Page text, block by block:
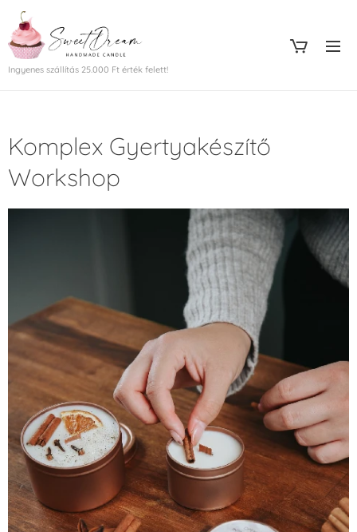
Ingyenes szállítás 25.000 Ft érték felett!
Komplex Gyertyakészítő
Workshop